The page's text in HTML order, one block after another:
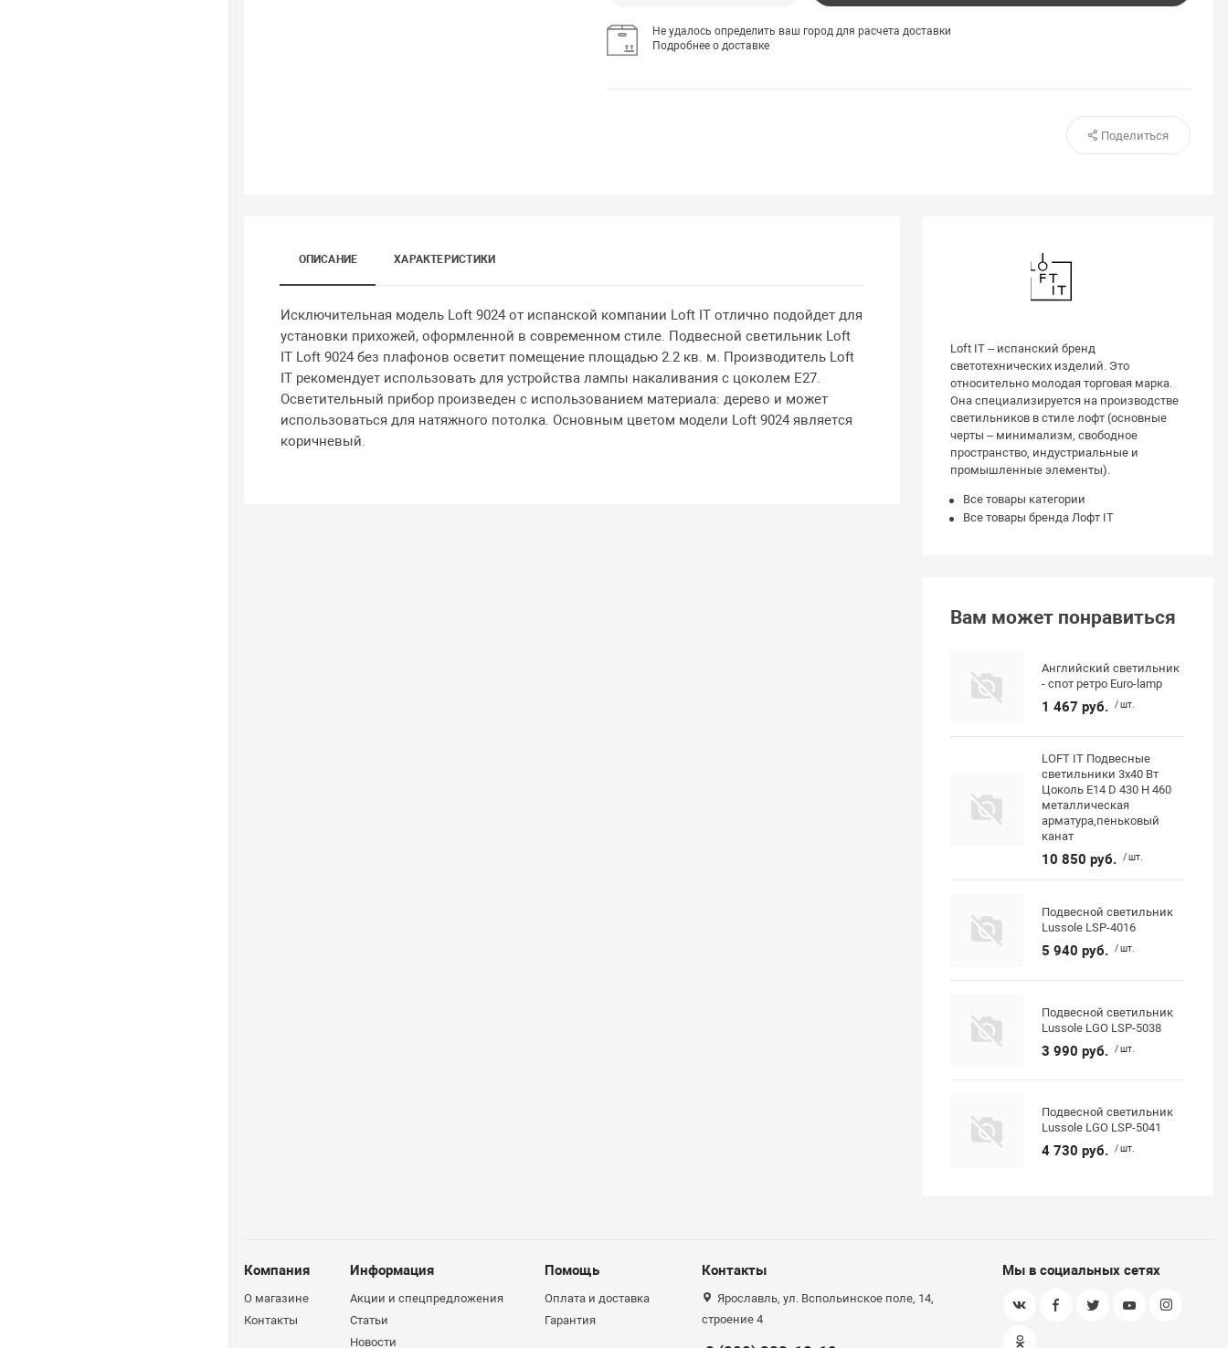
Не удалось определить ваш город для расчета доставки
Подробнее о доставке
Поделиться
ОПИСАНИЕ ХАРАКТЕРИСТИКИ
Исключительная модель Loft 9024 от испанской компании Loft IT отлично подойдет для
установки прихожей, оформленной в современном стиле. Подвесной светильник Loft
IT Loft 9024 без плафонов осветит помещение площадью 2.2 кв. м. Производитель Loft
IT рекомендует использовать для устройства лампы накаливания с цоколем E27.
Осветительный прибор произведен с использованием материала: дерево и может
использоваться для натяжного потолка. Основным цветом модели Loft 9024 является
коричневый.
Loft IT – испанский бренд
светотехнических изделий. Это
относительно молодая торговая марка.
Она специализируется на производстве
светильников в стиле лофт (основные
черты – минимализм, свободное
пространство, индустриальные и
промышленные элементы).
Все товары категории
Все товары бренда Лофт IT
Вам может понравиться
Английский светильник
- спот ретро Euro-lamp
1 467 руб. / шт.
LOFT IT Подвесные
светильники 3x40 Вт
Цоколь E14 D 430 H 460
металлическая
арматура,пеньковый
канат
10 850 руб. / шт.
Подвесной светильник
Lussole LSP-4016
5 940 руб. / шт.
Подвесной светильник
Lussole LGO LSP-5038
3 990 руб. / шт.
Подвесной светильник
Lussole LGO LSP-5041
4 730 руб. / шт.
Компания
О магазине
Контакты
Информация
Акции и спецпредложения
Статьи
Новости
Помощь
Оплата и доставка
Гарантия
Контакты
Ярославль, ул. Вспольинское поле, 14,
строение 4
Мы в социальных сетях